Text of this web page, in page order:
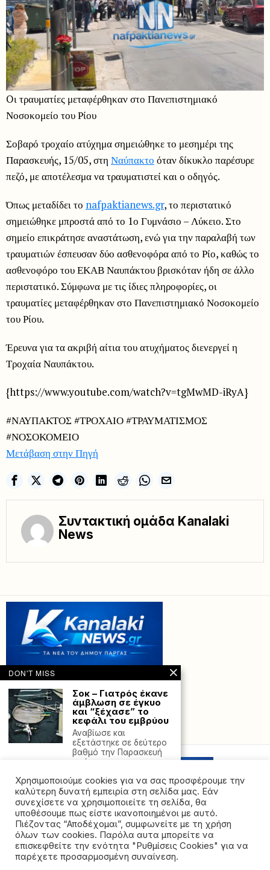
Oι τραυματίες μεταφέρθηκαν στο Πανεπιστημιακό
Νοσοκομείο του Ρίου
Σοβαρό τροχαίο ατύχημα σημειώθηκε το μεσημέρι της
Παρασκευής, 15/05, στη Ναύπακτο όταν δίκυκλο παρέσυρε
πεζό, με αποτέλεσμα να τραυματιστεί και ο οδηγός.
Όπως μεταδίδει το nafpaktianews.gr, το περιστατικό
σημειώθηκε μπροστά από το 1ο Γυμνάσιο – Λύκειο. Στο
σημείο επικράτησε αναστάτωση, ενώ για την παραλαβή των
τραυματιών έσπευσαν δύο ασθενοφόρα από το Ρίο, καθώς το
ασθενοφόρο του ΕΚΑΒ Ναυπάκτου βρισκόταν ήδη σε άλλο
περιστατικό. Σύμφωνα με τις ίδιες πληροφορίες, οι
τραυματίες μεταφέρθηκαν στο Πανεπιστημιακό Νοσοκομείο
του Ρίου.
Έρευνα για τα ακριβή αίτια του ατυχήματος διενεργεί η
Τροχαία Ναυπάκτου.
{https://www.youtube.com/watch?v=tgMwMD-iRyA}
#ΝΑΥΠΑΚΤΟΣ #ΤΡΟΧΑΙΟ #ΤΡΑΥΜΑΤΙΣΜΟΣ
#ΝΟΣΟΚΟΜΕΙΟ
Μετάβαση στην Πηγή
Συντακτική ομάδα Kanalaki
News
Powered with by Hostville”)
©2026 - All rights reserved. Απαγορεύεται ρητά η
αναδημοσίευση χωρίς προηγούμενη έγγραφη άδεια
Χρησιμοποιούμε cookies για να σας προσφέρουμε την
καλύτερη δυνατή εμπειρία στη σελίδα μας. Εάν
συνεχίσετε να χρησιμοποιείτε τη σελίδα, θα
υποθέσουμε πως είστε ικανοποιημένοι με αυτό.
Πιέζοντας “Αποδέχομαι”, συμφωνείτε με τη χρήση
όλων των cookies. Παρόλα αυτα μπορείτε να
επισκεφθείτε την ενότητα "Ρυθμίσεις Cookies" για να
παρέχετε προσαρμοσμένη συναίνεση.
DON'T MISS
Σοκ – Γιατρός έκανε
άμβλωση σε έγκυο
και “ξέχασε” το
κεφάλι του εμβρύου
Αναβίωσε και
εξετάστηκε σε δεύτερο
βαθμό την Παρασκευή
από το
Γαλλία: Στη σκιά του
σκανδάλου για τη
χρήση παράνομων
πρακτικών στην
επεξεργασία
μεταλλικού νερού η
κυβέρνηση Μακρόν
Το σκάνδαλο της
παράνομης